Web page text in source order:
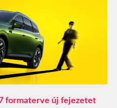
formaterve új fejezetet